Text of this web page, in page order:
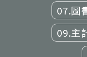
07.圖
09.主